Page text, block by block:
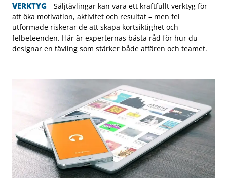
VERKTYG
Säljtävlingar kan vara ett kraftfullt verktyg för
att öka motivation, aktivitet och resultat – men fel
utformade riskerar de att skapa kortsiktighet och
felbeteenden. Här är experternas bästa råd för hur du
designar en tävling som stärker både affären och teamet.